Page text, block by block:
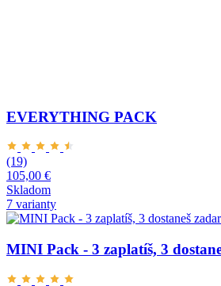
EVERYTHING PACK
(19)
105,00 €
Skladom
7 varianty
MINI Pack - 3 zaplatíš, 3